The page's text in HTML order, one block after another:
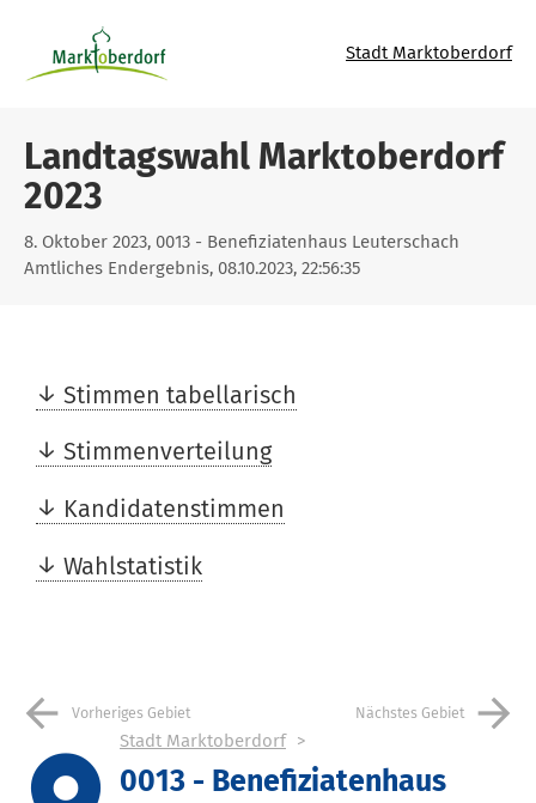
Stadt Marktoberdorf
Landtagswahl Marktoberdorf
2023
8. Oktober 2023, 0013 - Benefiziatenhaus Leuterschach
Amtliches Endergebnis, 08.10.2023, 22:56:35
Stimmen tabellarisch
Stimmenverteilung
Kandidatenstimmen
Wahlstatistik
arrow_back Vorheriges Gebiet Nächstes Gebiet arrow_forward
Stadt Marktoberdorf
0013 - Benefiziatenhaus